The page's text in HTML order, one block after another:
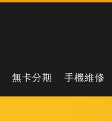
無卡分期 手機維修